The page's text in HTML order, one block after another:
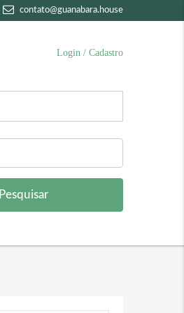
contato@guanabara.house
Login / Cadastro
Pesquisar